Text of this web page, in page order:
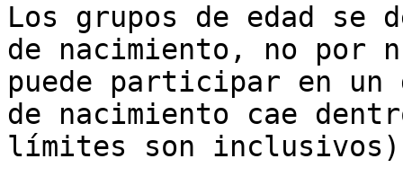
Los grupos de edad
de nacimiento, no por
puede participar en un
de nacimiento cae
límites son